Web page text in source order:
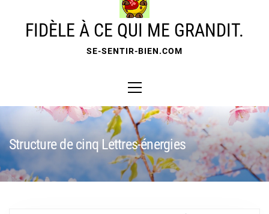
FIDÈLE À CE QUI ME GRANDIT.
SE-SENTIR-BIEN.COM
Menu
Structure de cinq Lettres-énergies